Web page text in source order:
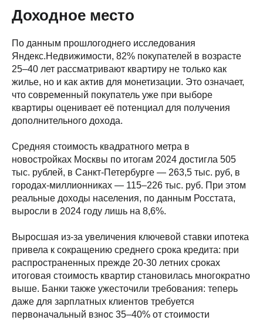
Доходное место
По данным прошлогоднего исследования
Яндекс.Недвижимости, 82% покупателей в возрасте
25–40 лет рассматривают квартиру не только как
жилье, но и как актив для монетизации. Это означает,
что современный покупатель уже при выборе
квартиры оценивает её потенциал для получения
дополнительного дохода.
Средняя стоимость квадратного метра в
новостройках Москвы по итогам 2024 достигла 505
тыс. рублей, в Санкт-Петербурге — 263,5 тыс. руб, в
городах-миллионниках — 115–226 тыс. руб. При этом
реальные доходы населения, по данным Росстата,
выросли в 2024 году лишь на 8,6%.
Выросшая из-за увеличения ключевой ставки ипотека
привела к сокращению среднего срока кредита: при
распространенных прежде 20-30 летних сроках
итоговая стоимость квартир становилась многократно
выше. Банки также ужесточили требования: теперь
даже для зарплатных клиентов требуется
первоначальный взнос 35–40% от стоимости